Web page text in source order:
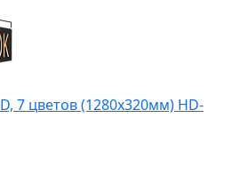
7 цветов (1280x320мм) HD-